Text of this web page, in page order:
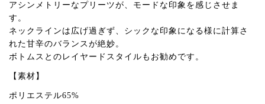
アシンメトリーなプリーツが、モードな印象を感じさせま
す。
ネックラインは広げ過ぎず、シックな印象になる様に計算さ
れた甘辛のバランスが絶妙。
ボトムスとのレイヤードスタイルもお勧めです。
【素材】
ポリエステル65%